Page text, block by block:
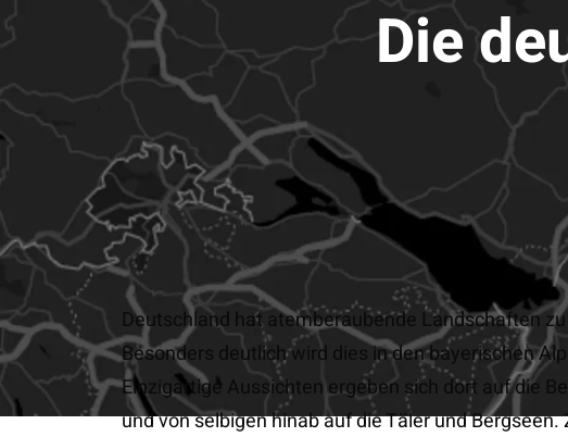
Die
Deutschland hat atemberaubende Landschaften
Besonders deutlich wird dies in den bayerischen
Einzigartige Aussichten ergeben sich dort auf die
und von selbigen hinab auf die Täler und Bergseen.